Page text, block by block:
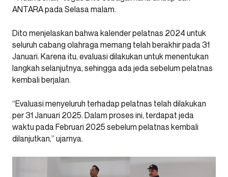
ANTARA pada Selasa malam.
Dito menjelaskan bahwa kalender pelatnas 2024 untuk
seluruh cabang olahraga memang telah berakhir pada 31
Januari. Karena itu, evaluasi dilakukan untuk menentukan
langkah selanjutnya, sehingga ada jeda sebelum pelatnas
kembali berjalan.
“Evaluasi menyeluruh terhadap pelatnas telah dilakukan
per 31 Januari 2025. Dalam proses ini, terdapat jeda
waktu pada Februari 2025 sebelum pelatnas kembali
dilanjutkan,” ujarnya.